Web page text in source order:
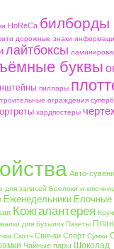
HoReCa билборды
дорожные знаки
лайтбоксы
буквы
пиллары
ограждения
хардпостеры
Авто-
для записей Брелоки и
Еженедельники
Кожгалантерея
для бутылок Пакеты
Скотч Спички Спорт Сумки
Чайные пары Шоколад